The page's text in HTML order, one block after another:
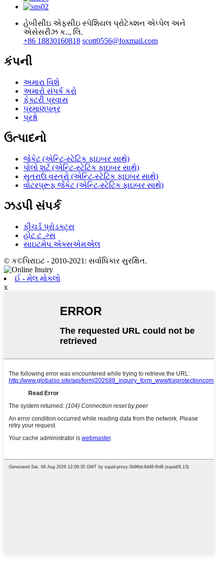
હેબીસીઇ એફસીઇ સ્પેશિયલ પ્રોટેક્શન એપ્પેલ અને
એસેસરીઝ ક.., લિ.
+86 18830160818 scott0556@foxmail.com
કંપની
અમારા વિશે
અમારો સંપર્ક કરો
ફેક્ટરી પ્રવાસ
પ્રમાણપત્ર
પ્રશ્નો
ઉત્પાદનો
જેકેટ (એન્ટિ-સ્ટેટિક ફાઇબર સાથે)
પોલો શર્ટ (એન્ટિ-સ્ટેટિક ફાઇબર સાથે)
સુતરાઉ વસ્ત્રો (એન્ટિ-સ્ટેટિક ફાઇબર સાથે)
વોટરપ્રૂફ જેકેટ (એન્ટિ-સ્ટેટિક ફાઇબર સાથે)
ઝડપી સંપર્ક
ફીચર્ડ પ્રોડક્ટ્સ
હોટ ટ .ગ્સ
સાઇટમેપ.એક્સએમએલ
© ક©પિરાઇટ - 2010-2021: સર્વાધિકાર સુરક્ષિત.
ઈ - મેલ મોકલો
x